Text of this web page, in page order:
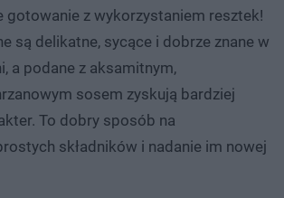
gotowanie z wykorzystaniem resztek!
są delikatne, sycące i dobrze znane w
a podane z aksamitnym,
sosem zyskują bardziej
To dobry sposób na
składników i nadanie im nowej